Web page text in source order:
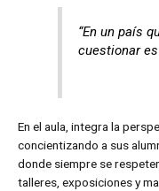
“En un país
cuestionar
En el aula, integra la
concientizando a sus
donde siempre se
talleres, exposiciones y